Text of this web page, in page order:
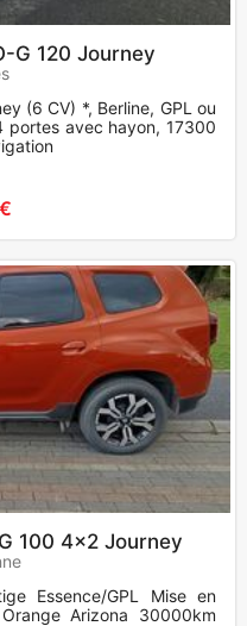
G 120 Journey
(6 CV) *, Berline, GPL ou
portes avec hayon, 17300
100 4x2 Journey
Essence/GPL Mise en
Arizona 30000km